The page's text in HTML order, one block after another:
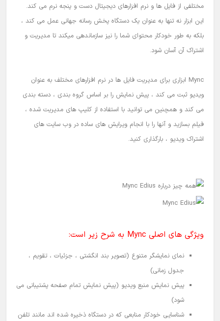
مختلفی از فایل ها و نرم افزارهای دیجیتال دست و پنجه نرم می کند.
این ابزار نه تنها به عنوان یک دستگاه پخش رسانه جهانی عمل می کند ،
بلکه به طور خودکار محتوای شما را نیز سازماندهی میکند تا مدیریت و
اشتراک آن آسان شود.
Mync ابزاری برای مدیریت فایل ها در نرم افزارهای مختلف به عنوان
ویدیو ثبت می کند ، پیش نمایش را بر اساس گروه بندی ، دسته بندی
می کند و همچنین می توانید با استفاده از کلیپ های مدیریت شده ،
فیلم بسازید و آنها را با انجام ویرایش های ساده در وب سایت های
اشتراک ویدیو ، بارگذاری کنید.
ویژگی های اصلی Mync به شرح زیر است:
نمای نمایشگر متنوع (تصویر بند انگشتی ، جزئیات ، تقویم ،
جدول زمانی)
پیش نمایش منبع ویدیو (پیش نمایش تمام صفحه پشتیبانی می
شود)
شناسایی خودکار منابعی که در دستگاه ذخیره شده اند مانند تلفن